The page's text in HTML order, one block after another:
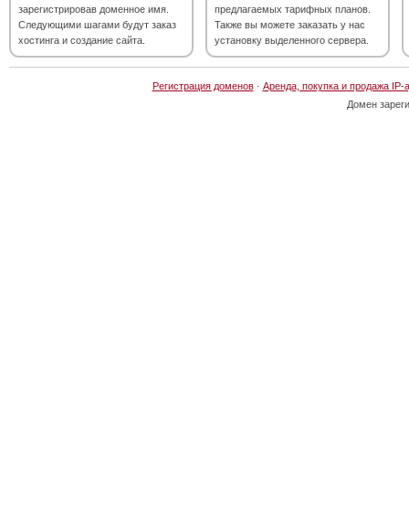
зарегистрировав доменное имя.
Следующими шагами будут заказ
хостинга и создание сайта.
предлагаемых тарифных планов.
Также вы можете заказать у нас
установку выделенного сервера.
Регистрация доменов· Аренда, покупка и продажа IP-
Домен